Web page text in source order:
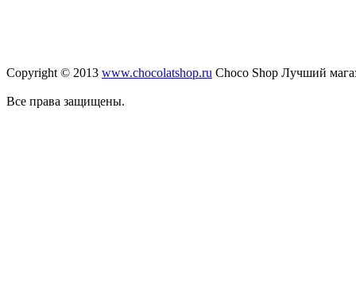
Copyright © 2013 www.chocolatshop.ru Choco Shop Лучший
Все права защищены.